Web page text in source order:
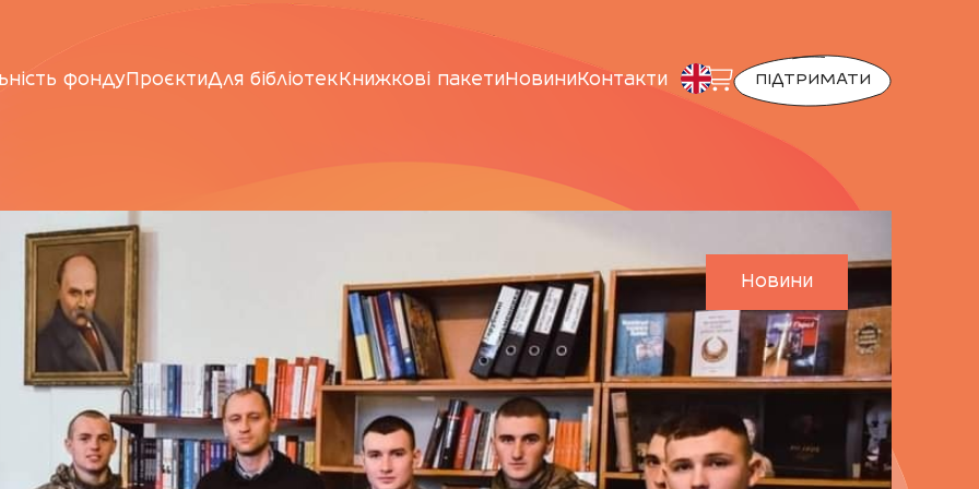
фонду ПроєктиДля бібліотек Книжкові пакети Новини Контакти ПІДТРИМАТИ
Новини